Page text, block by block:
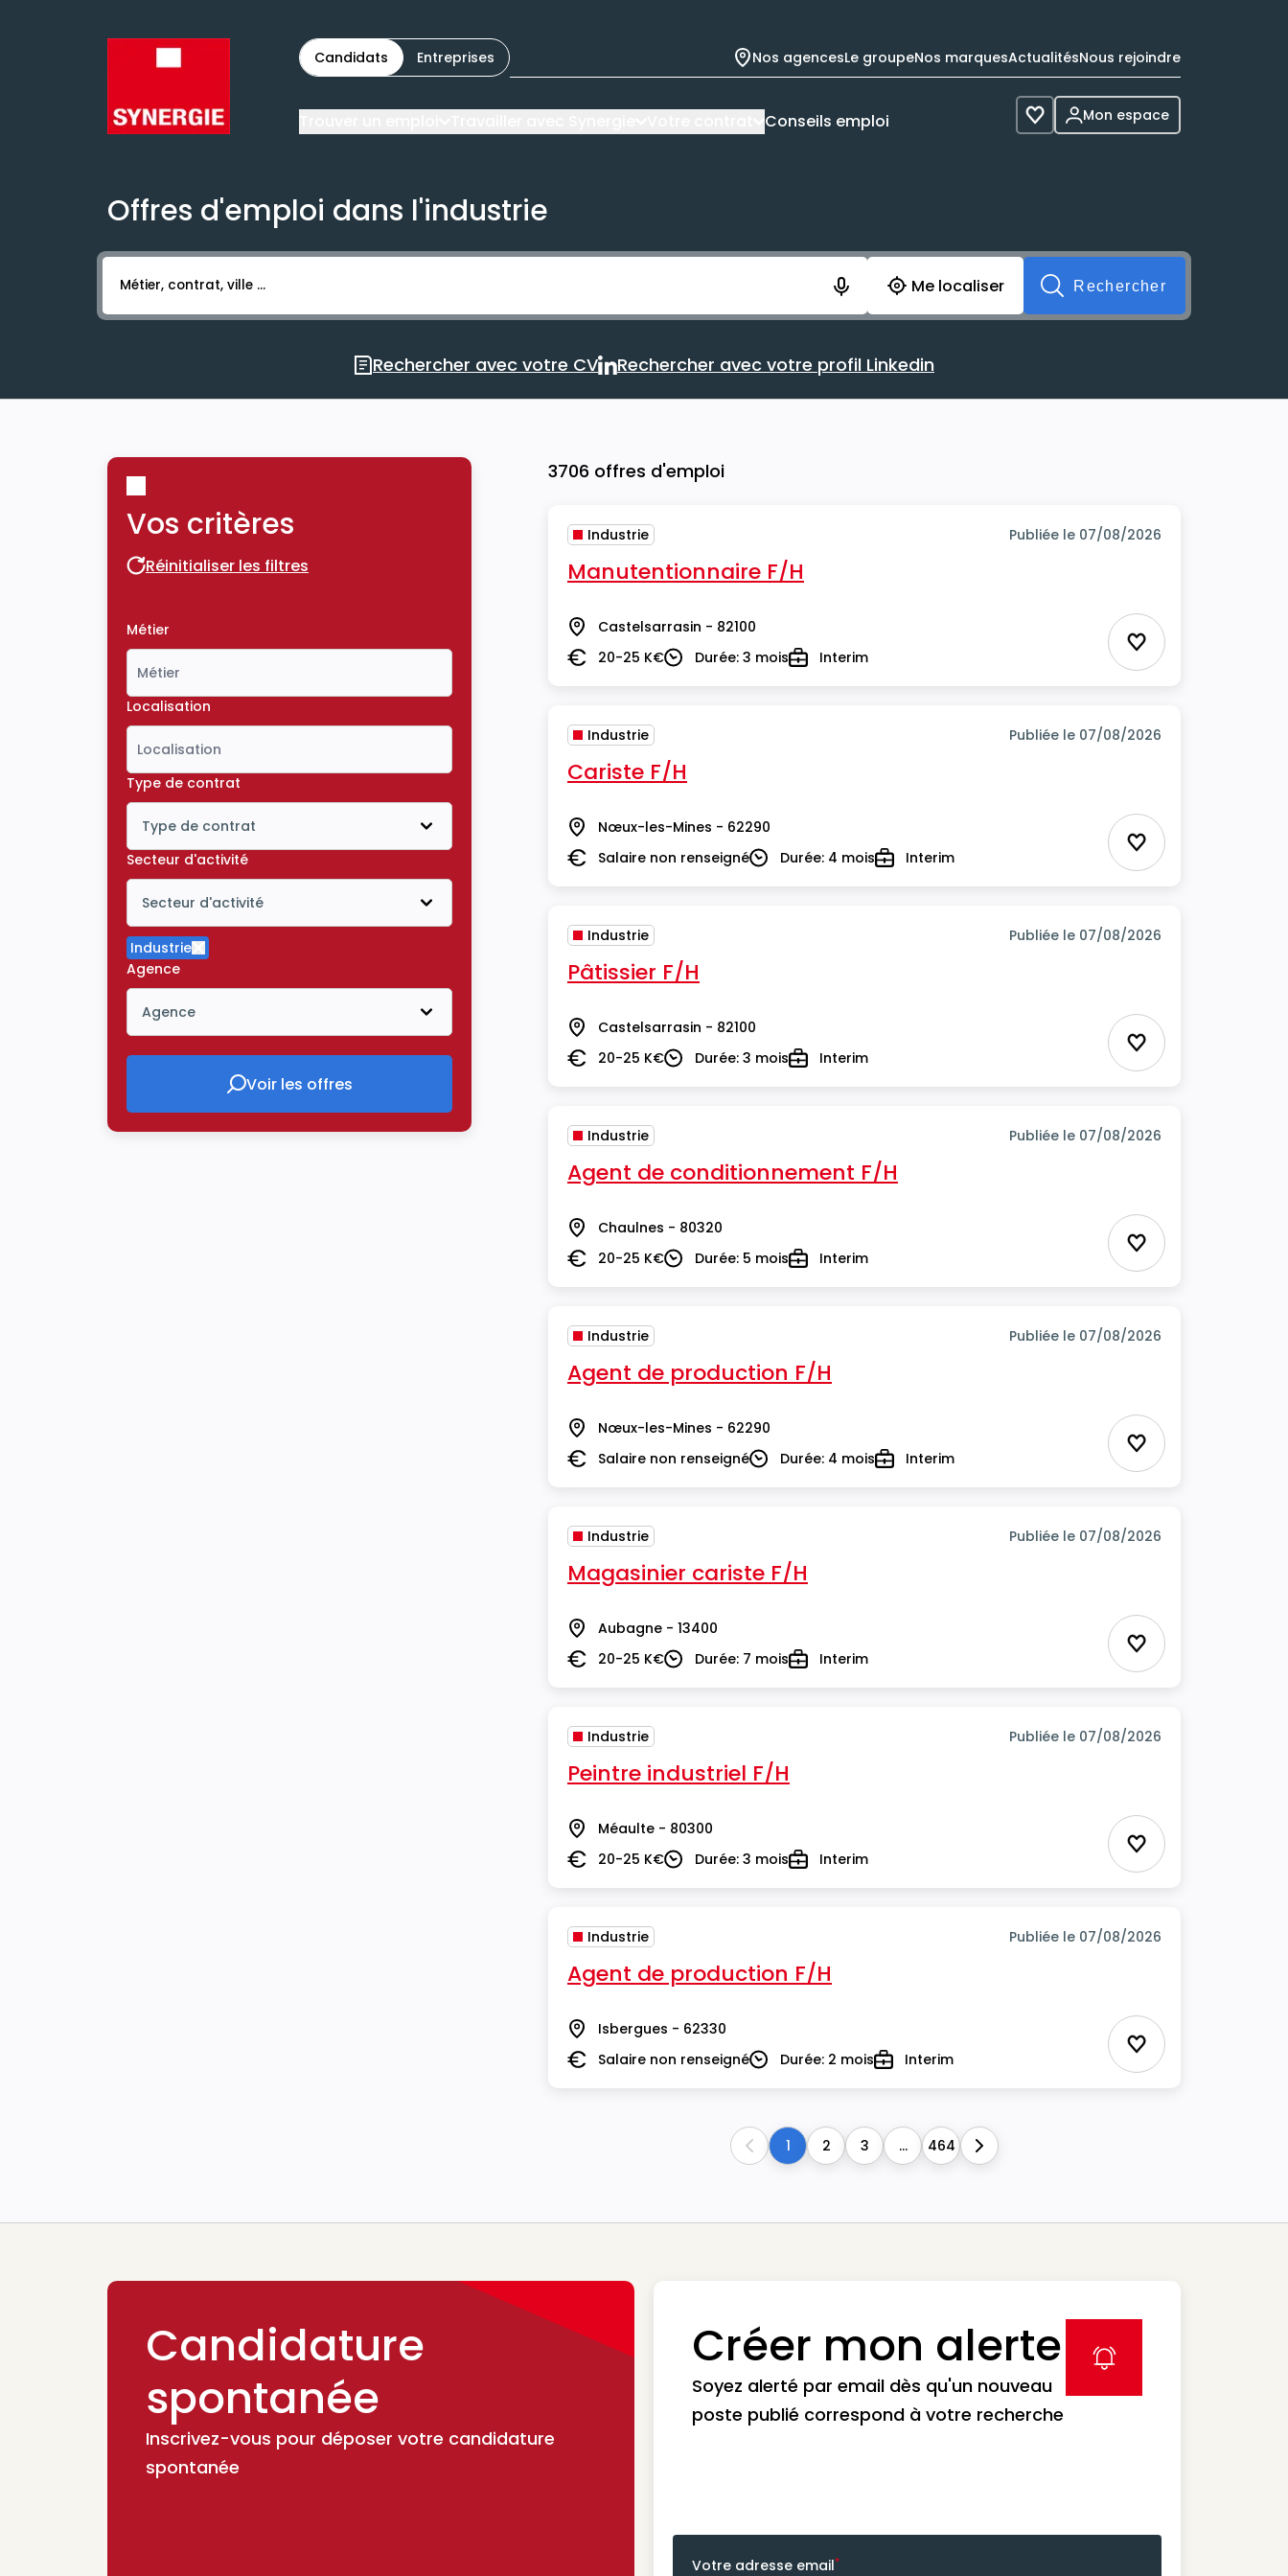
Candidats Entreprises Nos agencesLe groupeNos marquesActualitésNous rejoindre
Conseils emploi Voir les favoris
Mon espace
Offres d'emploi dans l'industrie
Activer l’élément pour lancer l’enregistrement. Vous aurez 10 secondes pour enregistrer votre recherche avant soumission du formulaire. Vous
Me localiser
Rechercher
Rechercher avec votre CV
Rechercher avec votre CV
Rechercher avec votre profil Linkedin
Rechercher avec votre profil Linkedin
Vos critères
Réinitialiser les filtres
Réinitialiser les filtres
Métier
Localisation
Type de contrat
Type de contrat
Icône ouvrir la liste déroulante
Secteur d'activité
Secteur d'activité
Icône ouvrir la liste déroulante
Industrie
Supprimer le critère Industrie
Agence
Agence
Icône ouvrir la liste déroulante
Voir les offres
Voir les offres
3706 offres d'emploi
Industrie Publiée le 07/08/2026
Manutentionnaire F/H
Lieu Castelsarrasin - 82100
Salaire20-25 K€DuréeDurée: 3 moisTypeInterim Ajouter aux
Industrie Publiée le 07/08/2026
Cariste F/H
Lieu Nœux-les-Mines - 62290
SalaireSalaire non renseignéDuréeDurée: 4 moisTypeInterim Ajouter aux
Industrie Publiée le 07/08/2026
Pâtissier F/H
Lieu Castelsarrasin - 82100
Salaire20-25 K€DuréeDurée: 3 moisTypeInterim Ajouter aux
Industrie Publiée le 07/08/2026
Agent de conditionnement F/H
Lieu Chaulnes - 80320
Salaire20-25 K€DuréeDurée: 5 moisTypeInterim Ajouter aux
Industrie Publiée le 07/08/2026
Agent de production F/H
Lieu Nœux-les-Mines - 62290
SalaireSalaire non renseignéDuréeDurée: 4 moisTypeInterim Ajouter aux
Industrie Publiée le 07/08/2026
Magasinier cariste F/H
Lieu Aubagne - 13400
Salaire20-25 K€DuréeDurée: 7 moisTypeInterim Ajouter aux
Industrie Publiée le 07/08/2026
Peintre industriel F/H
Lieu Méaulte - 80300
Salaire20-25 K€DuréeDurée: 3 moisTypeInterim Ajouter aux
Industrie Publiée le 07/08/2026
Agent de production F/H
Lieu Isbergues - 62330
SalaireSalaire non renseignéDuréeDurée: 2 moisTypeInterim Ajouter aux
Previous
1 2 3 ... 464 Next
Candidature
spontanée
Inscrivez-vous pour déposer votre candidature
spontanée
Créer mon alerte
Soyez alerté par email dès qu'un nouveau
poste publié correspond à votre recherche
label icon
Votre adresse email*